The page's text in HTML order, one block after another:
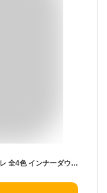
TAION タイオン メンズ インナーダウンジレ 全4色 インナーダウン ダウンベスト 軽量 インナーベスト 防寒 Vネックボタン タイオン インナー ダウン シングルダウンジレ メンズ ビジネス ダウンベスト TAION-003CI スーツ インナーダウン コンパクト 秋 冬 通勤